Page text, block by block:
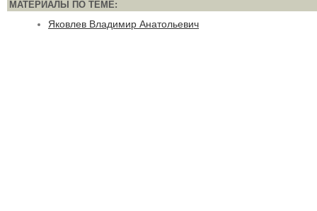
МАТЕРИАЛЫ ПО ТЕМЕ:
Яковлев Владимир Анатольевич